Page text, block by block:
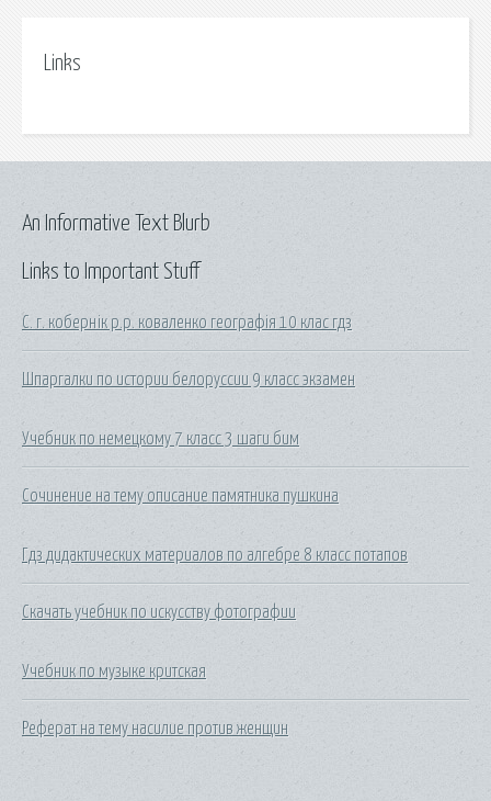
Links
Links to Important Stuff
С. г. кобернік р.р. коваленко географія 10 клас гдз
Шпаргалки по истории белоруссии 9 класс экзамен
Учебник по немецкому 7 класс 3 шаги бим
Сочинение на тему описание памятника пушкина
Гдз дидактических материалов по алгебре 8 класс потапов
Скачать учебник по искусству фотографии
Учебник по музыке критская
Реферат на тему насилие против женщин
An Informative Text Blurb